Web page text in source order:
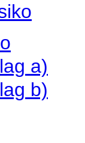
a)
b)